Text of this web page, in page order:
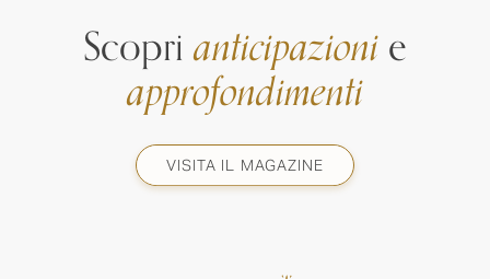
Scoprianticipazionie
approfondimenti
VISITA IL MAGAZINE